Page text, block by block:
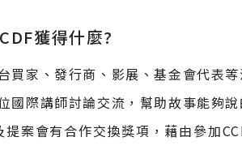
獲得什麼?
買家、發行商、影展、基金會代表
國際講師討論交流，幫助故事能夠說
提案會有合作交換獎項，藉由參加